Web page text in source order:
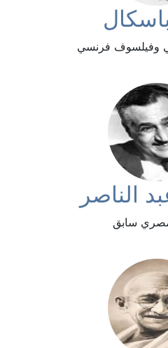
وفيلسوف فرنسي
الناصر
سابق